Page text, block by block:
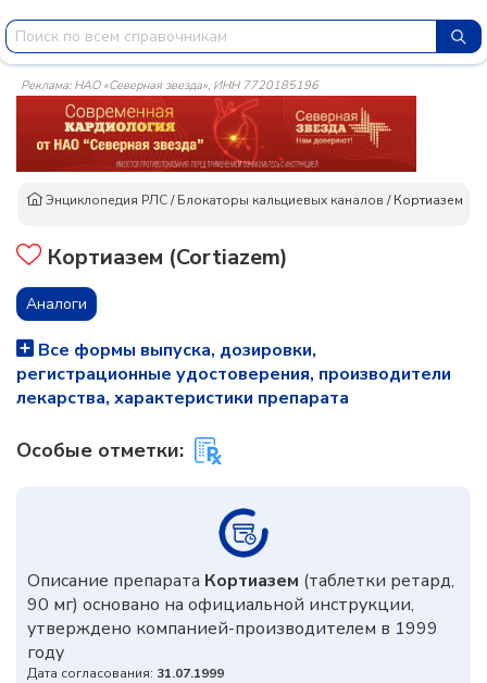
Реклама: НАО «Северная звезда», ИНН 7720185196
Энциклопедия РЛС/Блокаторы кальциевых каналов /Кортиазем
Кортиазем (Cortiazem)
Аналоги
Все формы выпуска, дозировки,
регистрационные удостоверения, производители
лекарства, характеристики препарата
Особые отметки:
Описание препарата Кортиазем (таблетки ретард,
90 мг) основано на официальной инструкции,
утверждено компанией-производителем в 1999
году
Дата согласования: 31.07.1999